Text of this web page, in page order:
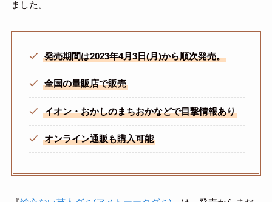
ました。
発売期間は2023年4月3日(月)から順次発売。
全国の量販店で販売
イオン・おかしのまちおかなどで目撃情報あり
オンライン通販も購入可能